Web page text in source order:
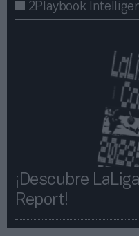
2Playbook
¡Descubre
Report!​​